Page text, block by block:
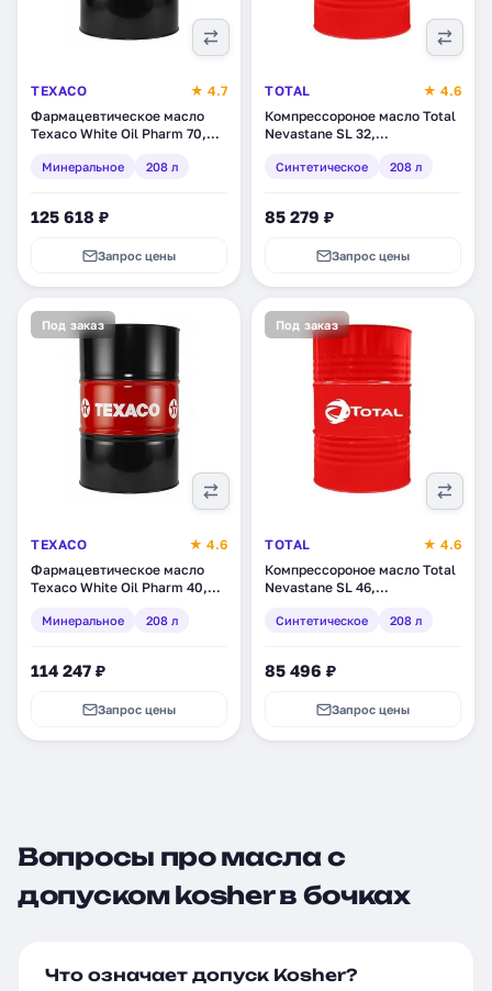
TEXACO
★ 4.7
Фармацевтическое масло
Texaco White Oil Pharm 70,
(829929DEE)
Минеральное 208 л
125 618 ₽
Запрос цены
TOTAL
★ 4.6
Компрессороное масло Total
Nevastane SL 32,
Синтетическое 208 л
85 279 ₽
Запрос цены
Под заказ
TEXACO
★ 4.6
Фармацевтическое масло
Texaco White Oil Pharm 40,
(829927DEE)
Минеральное 208 л
114 247 ₽
Запрос цены
Под заказ
TOTAL
★ 4.6
Компрессороное масло Total
Nevastane SL 46,
Синтетическое 208 л
85 496 ₽
Запрос цены
Вопросы про масла с
допуском kosher в бочках
Что означает допуск Kosher?